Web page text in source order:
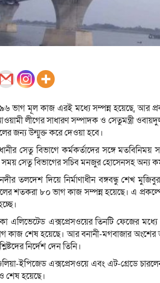
৯৬ ভাগ মূল কাজ এরই মধ্যে সম্পন্ন হয়েছে, আর
লীগের সাধারণ সম্পাদক ও সেতুমন্ত্রী
জন্য উন্মুক্ত করে দেওয়া হবে।
সেতু বিভাগে কর্মকর্তাদের সঙ্গে মতবিনিময়
সেতু বিভাগের সচিব মনজুর হোসেনসহ অন্য
নদীর তলদেশ দিয়ে নির্মাণাধীন বঙ্গবন্ধু শেখ
শতকরা ৮০ ভাগ কাজ সম্পন্ন হয়েছে। এ
এলিভেটেড এক্সপ্রেসওয়ের তিনটি ফেজের মধ্যে
শেষ হয়েছে। আর বনানী-মগবাজার অংশের
নির্দেশ দেন তিনি।
ইপিজেড এক্সপ্রেসওয়ে এবং এট-গ্রেডে
শেষ হয়েছে।